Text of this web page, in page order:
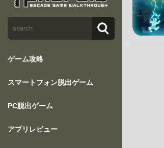
ゲーム攻略
スマートフォン脱出ゲーム
PC脱出ゲーム
アプリレビュー